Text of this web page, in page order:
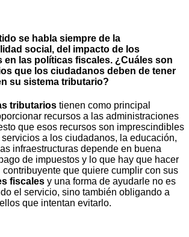
se habla siempre de la
social, del impacto de los
en las políticas fiscales. ¿Cuáles son
que los ciudadanos deben de tener
su sistema tributario?
tributarios tienen como principal
recursos a las administraciones
que esos recursos son imprescindibles
servicios a los ciudadanos, la educación,
infraestructuras depende en buena
de impuestos y lo que hay que hacer
contribuyente que quiere cumplir con sus
fiscales y una forma de ayudarle no es
el servicio, sino también obligando a
que intentan evitarlo.